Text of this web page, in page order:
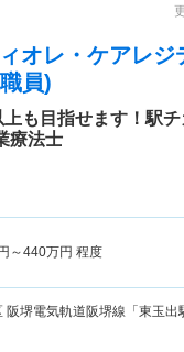
オレ・ケアレジ
員)
上も目指せます！駅
療法士
～440万円 程度
阪堺電気軌道阪堺線「東玉出